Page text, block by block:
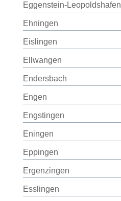
Eggenstein-Leopoldshafen
Ehningen
Eislingen
Ellwangen
Endersbach
Engen
Engstingen
Eningen
Eppingen
Ergenzingen
Esslingen